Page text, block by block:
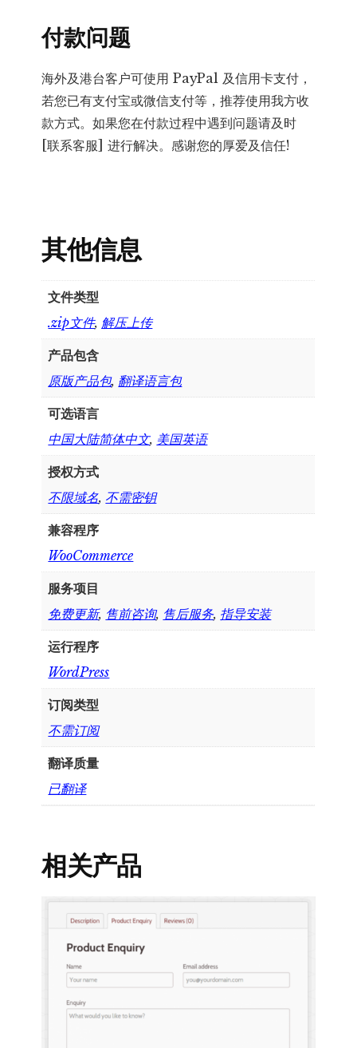
付款问题
海外及港台客户可使用 PayPal 及信用卡支付，
若您已有支付宝或微信支付等，推荐使用我方收
款方式。如果您在付款过程中遇到问题请及时
[联系客服] 进行解决。感谢您的厚爱及信任!
其他信息
文件类型
.zip文件, 解压上传
产品包含
原版产品包, 翻译语言包
可选语言
中国大陆简体中文, 美国英语
授权方式
不限域名, 不需密钥
兼容程序
WooCommerce
服务项目
免费更新, 售前咨询, 售后服务, 指导安装
运行程序
WordPress
订阅类型
不需订阅
翻译质量
已翻译
相关产品